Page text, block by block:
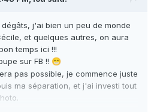
j'ai bien un peu de monde
et quelques autres, on aura
temps ici !!!
sur FB !! 😁
pas possible, je commence juste
ma séparation, et j'ai investi tout